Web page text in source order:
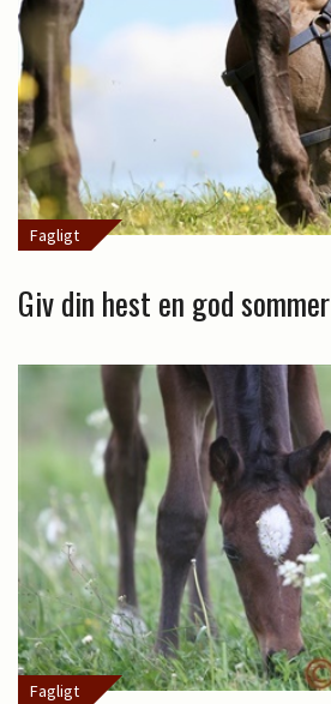
Fagligt
Giv din hest en god sommer
Fagligt